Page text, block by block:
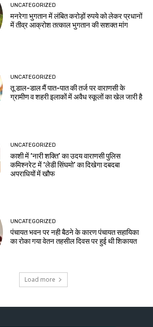
UNCATEGORIZED
मनरेगा भुगतान में लंबित करोड़ों रुपये को लेकर प्रधानों
में तीव्र आक्रोश तत्काल भुगतान की सशक्त मांग
UNCATEGORIZED
तू डाल-डाल मैं पात-पात की तर्ज पर वाराणसी के
ग्रामीण व शहरी इलाकों में अवैध स्कूलों का खेल जारी है
UNCATEGORIZED
काशी में ‘नारी शक्ति’ का उदय वाराणसी पुलिस
कमिश्नरेट में ‘लेडी सिंघमो’ का दिखेगा दबदबा
अपराधियों में खौफ
UNCATEGORIZED
पंचायत भवन पर नही बैठने के कारण पंचायत सहायिका
का रोका गया वेतन तहसील दिवस पर हुई थी शिकायत
Load more